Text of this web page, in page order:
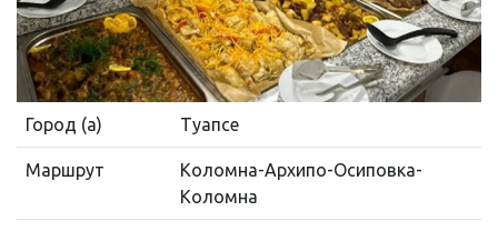
Город (а) Туапсе
Маршрут
Коломна-Архипо-Осиповка-
Коломна